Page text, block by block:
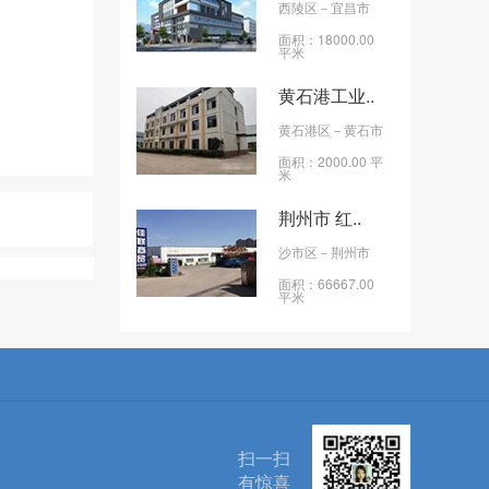
西陵区 －宜昌市
面积：18000.00
平米
黄石港工业..
黄石港区 －黄石市
面积：2000.00 平
米
荆州市 红..
沙市区 －荆州市
面积：66667.00
平米
扫一扫
有惊喜